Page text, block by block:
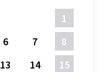
1
6 7
8
13 14
15